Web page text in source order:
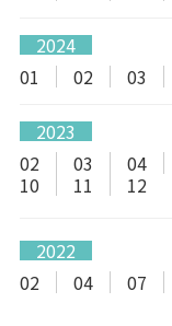
2024
01
02 03
2023
02
03 04
10
11 12
2022
02
04 07